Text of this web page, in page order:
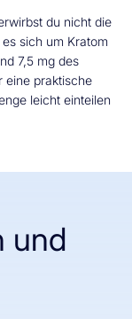
du nicht die
sich um Kratom
7,5 mg des
eine praktische
leicht einteilen
und